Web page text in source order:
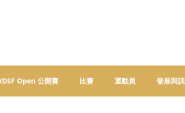
Open 公開賽 比賽 運動員 發展與